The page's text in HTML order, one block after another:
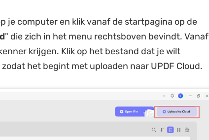
je computer en klik vanaf de startpagina op de
" die zich in het menu rechtsboven bevindt. Vanaf
krijgen. Klik op het bestand dat je wilt
zodat het begint met uploaden naar UPDF Cloud.